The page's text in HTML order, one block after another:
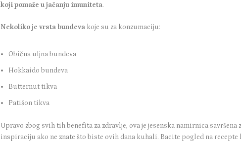
koji pomaže u jačanju imuniteta.
Nekoliko je vrsta bundeva koje su za konzumaciju:
Obična uljna bundeva
Hokkaido bundeva
Butternut tikva
Patišon tikva
Upravo zbog svih tih benefita za zdravlje, ova je jesenska namirnica savršena
inspiraciju ako ne znate što biste ovih dana kuhali. Bacite pogled na recepte